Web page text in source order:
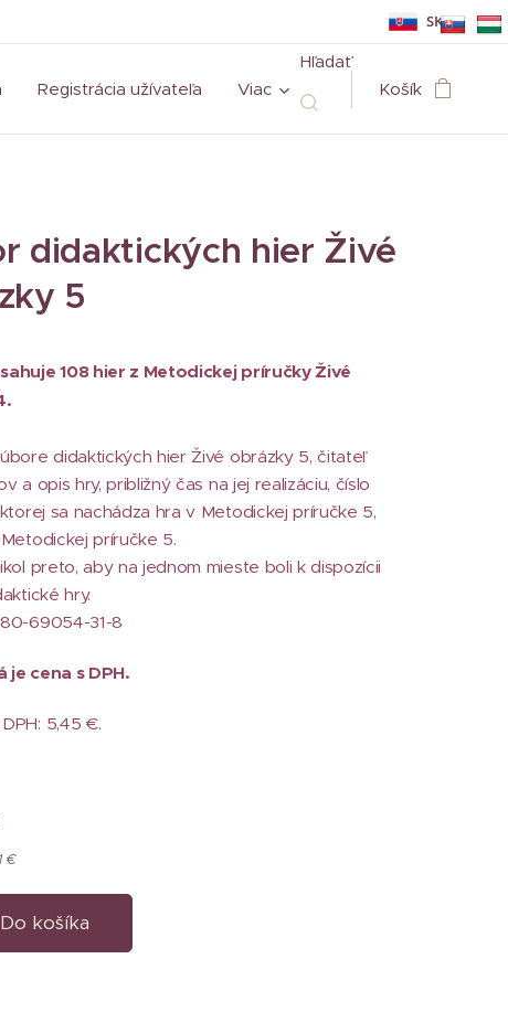
SK
Registrácia užívateľa Viac
Hľadať
Košík
didaktických hier Živé
5
108 hier z Metodickej príručky Živé
didaktických hier Živé obrázky 5, čitateľ
a opis hry, približný čas na jej realizáciu, číslo
sa nachádza hra v Metodickej príručke 5,
príručke 5.
preto, aby na jednom mieste boli k dispozícii
hry.
69054-31-8
je cena s DPH.
5,45 €.
€
Do košíka